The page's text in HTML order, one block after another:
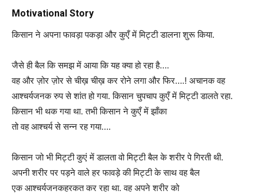
Motivational Story
किसान ने अपना फावड़ा पकड़ा और कुएँ में मिट्टी डालना शुरू किया.
जैसे ही बैल कि समझ में आया कि यह क्या हो रहा है….
वह और ज़ोर ज़ोर से चीख़ चीख़ कर रोने लगा और फिर….! अचानक वह
आश्चर्यजनक रुप से शांत हो गया. किसान चुपचाप कुएँ में मिट्टी डालते रहा.
किसान भी थक गया था. तभी किसान ने कुएँ में झाँका
तो वह आश्चर्य से सन्न रह गया….
किसान जो भी मिट्टी कुएं में डालता वो मिट्टी बैल के शरीर पे गिरती थी.
अपनी शरीर पर पड़ने वाले हर फावड़े की मिट्टी के साथ वह बैल
एक आश्चर्यजनकहरकत कर रहा था. वह अपने शरीर को